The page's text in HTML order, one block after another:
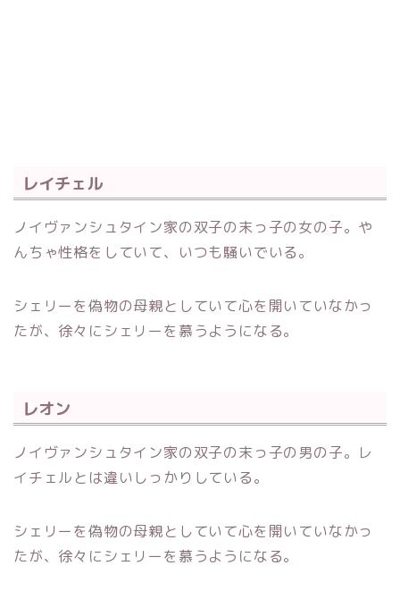
レイチェル
ノイヴァンシュタイン家の双子の末っ子の女の子。や
んちゃ性格をしていて、いつも騒いでいる。
シェリーを偽物の母親としていて心を開いていなかっ
たが、徐々にシェリーを慕うようになる。
レオン
ノイヴァンシュタイン家の双子の末っ子の男の子。レ
イチェルとは違いしっかりしている。
シェリーを偽物の母親としていて心を開いていなかっ
たが、徐々にシェリーを慕うようになる。